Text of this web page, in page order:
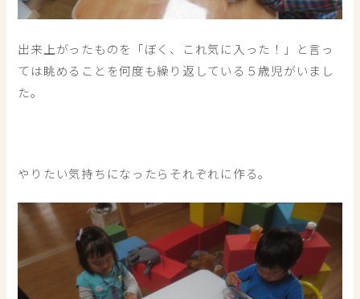
出来上がったものを「ぼく、これ気に入った！」と言っ
ては眺めることを何度も繰り返している５歳児がいまし
た。
やりたい気持ちになったらそれぞれに作る。